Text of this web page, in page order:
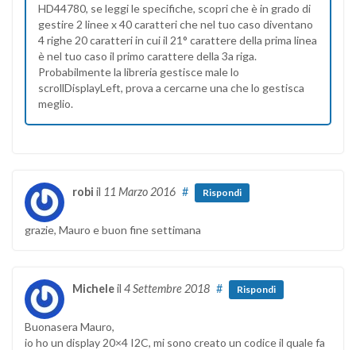
HD44780, se leggi le specifiche, scopri che è in grado di
gestire 2 linee x 40 caratteri che nel tuo caso diventano
4 righe 20 caratteri in cui il 21° carattere della prima linea
è nel tuo caso il primo carattere della 3a riga.
Probabilmente la libreria gestisce male lo
scrollDisplayLeft, prova a cercarne una che lo gestisca
meglio.
robi il 11 Marzo 2016 # Rispondi
grazie, Mauro e buon fine settimana
Micheleil 4 Settembre 2018 # Rispondi
Buonasera Mauro,
io ho un display 20×4 I2C, mi sono creato un codice il quale fa